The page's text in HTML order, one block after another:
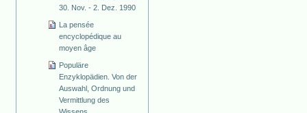
30. Nov. - 2. Dez. 1990
La pensée
encyclopédique au
moyen âge
Populäre
Enzyklopädien. Von der
Auswahl, Ordnung und
Vermittlung des